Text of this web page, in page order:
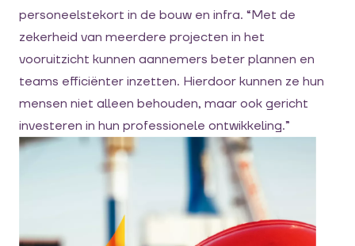
personeelstekort in de bouw en infra. “Met de
zekerheid van meerdere projecten in het
vooruitzicht kunnen aannemers beter plannen en
teams efficiënter inzetten. Hierdoor kunnen ze hun
mensen niet alleen behouden, maar ook gericht
investeren in hun professionele ontwikkeling.”